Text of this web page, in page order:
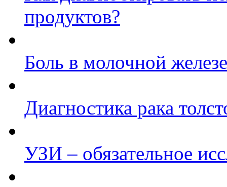
продуктов?
Боль в молочной
Диагностика рака
УЗИ – обязательное